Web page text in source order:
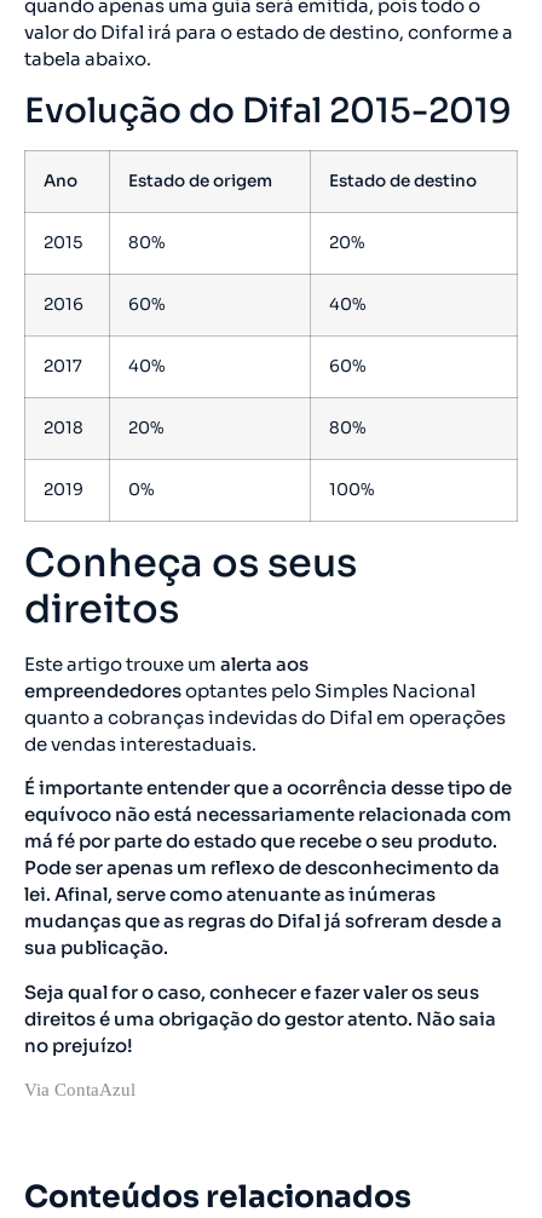
quando apenas uma guia será emitida, pois todo o
valor do Difal irá para o estado de destino, conforme a
tabela abaixo.
Evolução do Difal 2015-2019
Ano Estado de origem Estado de destino
2015 80% 20%
2016 60% 40%
2017 40% 60%
2018 20% 80%
2019 0% 100%
Conheça os seus
direitos
Este artigo trouxe um alerta aos
empreendedoresoptantes pelo Simples Nacional
quanto a cobranças indevidas do Difal em operações
de vendas interestaduais.
É importante entender que a ocorrência desse tipo de
equívoco não está necessariamente relacionada com
má fé por parte do estado que recebe o seu produto.
Pode ser apenas um reflexo de desconhecimento da
lei. Afinal, serve como atenuante as inúmeras
mudanças que as regras do Difal já sofreram desde a
sua publicação.
Seja qual for o caso, conhecer e fazer valer os seus
direitos é uma obrigação do gestor atento. Não saia
no prejuízo!
Via ContaAzul
Conteúdos relacionados